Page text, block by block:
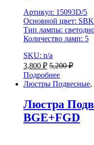
Артикул: 15093D/5
Основной цвет:
Тип лампы:
Количество ламп: 5
SKU: n/a
3,800 ₽ 5,200₽
Подробнее
Люстры Подвесные,
Люстра
BGE+FGD